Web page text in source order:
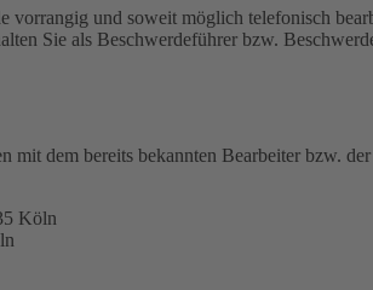
vorrangig und soweit möglich telefonisch
Sie als Beschwerdeführer bzw.
mit dem bereits bekannten Bearbeiter bzw.
Köln